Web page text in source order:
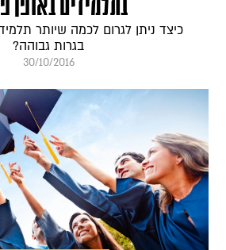
בתלמידים באופן
כיצד ניתן לגרום לכמה שיותר
בגרות גבוהה?
30/10/2016